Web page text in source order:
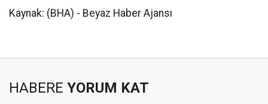
Kaynak: (BHA) - Beyaz Haber Ajansı
HABERE YORUM KAT